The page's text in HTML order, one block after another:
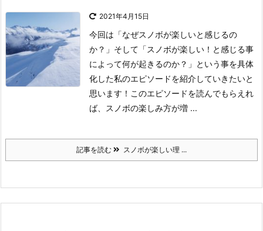
2021年4月15日
今回は「なぜスノボが楽しいと感じるの
か？」そして「スノボが楽しい！と感じる事
によって何が起きるのか？」という事を具体
化した私のエピソードを紹介していきたいと
思います！ このエピソードを読んでもらえれ
ば、スノボの楽しみ方が増 ...
記事を読む スノボが楽しい理 ...